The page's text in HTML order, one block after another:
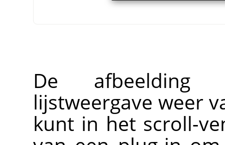
De afbeelding
lijstweergave weer
kunt in het scroll-